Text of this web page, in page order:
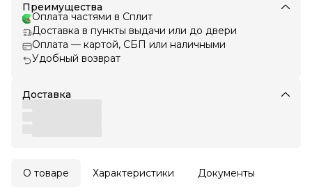
Преимущества
Оплата частями в Сплит
Доставка в пункты выдачи или до двери
Оплата — картой, СБП или наличными
Удобный возврат
Доставка
О товаре Характеристики Документы